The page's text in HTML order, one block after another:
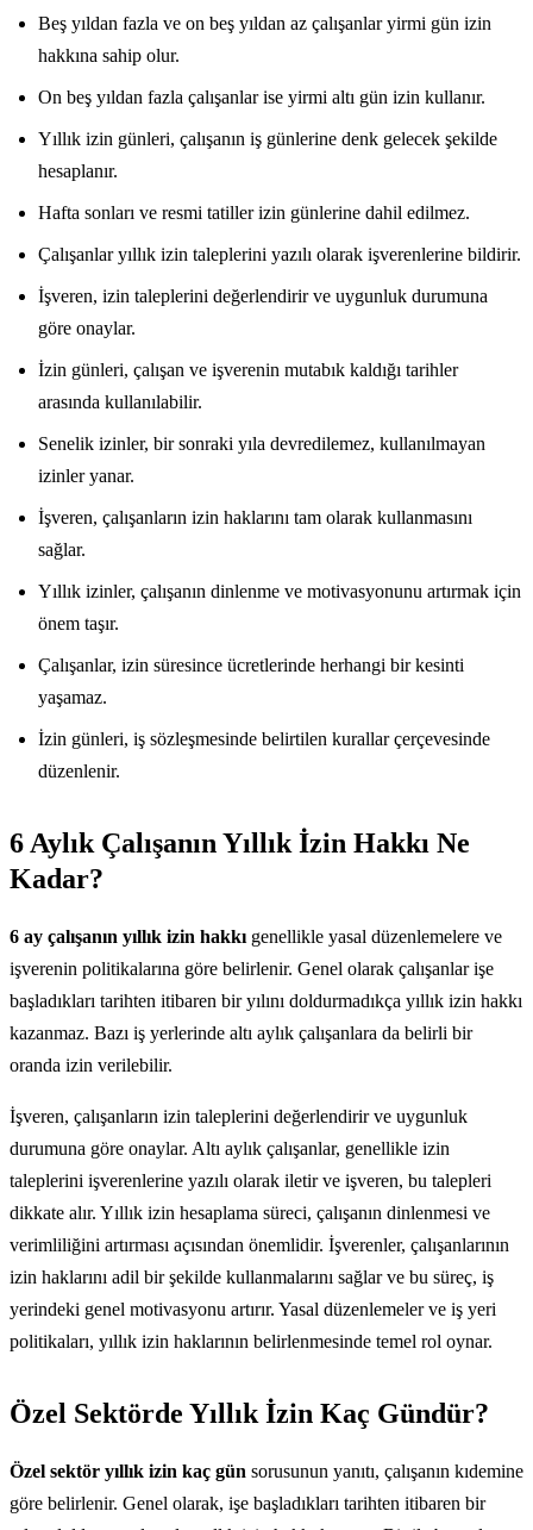
Beş yıldan fazla ve on beş yıldan az çalışanlar yirmi gün izin
hakkına sahip olur.
On beş yıldan fazla çalışanlar ise yirmi altı gün izin kullanır.
Yıllık izin günleri, çalışanın iş günlerine denk gelecek şekilde
hesaplanır.
Hafta sonları ve resmi tatiller izin günlerine dahil edilmez.
Çalışanlar yıllık izin taleplerini yazılı olarak işverenlerine bildirir.
İşveren, izin taleplerini değerlendirir ve uygunluk durumuna
göre onaylar.
İzin günleri, çalışan ve işverenin mutabık kaldığı tarihler
arasında kullanılabilir.
Senelik izinler, bir sonraki yıla devredilemez, kullanılmayan
izinler yanar.
İşveren, çalışanların izin haklarını tam olarak kullanmasını
sağlar.
Yıllık izinler, çalışanın dinlenme ve motivasyonunu artırmak için
önem taşır.
Çalışanlar, izin süresince ücretlerinde herhangi bir kesinti
yaşamaz.
İzin günleri, iş sözleşmesinde belirtilen kurallar çerçevesinde
düzenlenir.
6 Aylık Çalışanın Yıllık İzin Hakkı Ne
Kadar?
6 ay çalışanın yıllık izin hakkı genellikle yasal düzenlemelere ve
işverenin politikalarına göre belirlenir. Genel olarak çalışanlar işe
başladıkları tarihten itibaren bir yılını doldurmadıkça yıllık izin hakkı
kazanmaz. Bazı iş yerlerinde altı aylık çalışanlara da belirli bir
oranda izin verilebilir.
İşveren, çalışanların izin taleplerini değerlendirir ve uygunluk
durumuna göre onaylar. Altı aylık çalışanlar, genellikle izin
taleplerini işverenlerine yazılı olarak iletir ve işveren, bu talepleri
dikkate alır. Yıllık izin hesaplama süreci, çalışanın dinlenmesi ve
verimliliğini artırması açısından önemlidir. İşverenler, çalışanlarının
izin haklarını adil bir şekilde kullanmalarını sağlar ve bu süreç, iş
yerindeki genel motivasyonu artırır. Yasal düzenlemeler ve iş yeri
politikaları, yıllık izin haklarının belirlenmesinde temel rol oynar.
Özel Sektörde Yıllık İzin Kaç Gündür?
Özel sektör yıllık izin kaç gün sorusunun yanıtı, çalışanın kıdemine
göre belirlenir. Genel olarak, işe başladıkları tarihten itibaren bir